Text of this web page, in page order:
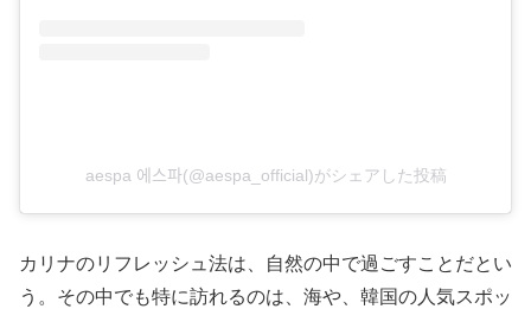
aespa 에스파(@aespa_official)がシェアした投稿
カリナのリフレッシュ法は、自然の中で過ごすことだとい
う。その中でも特に訪れるのは、海や、韓国の人気スポッ